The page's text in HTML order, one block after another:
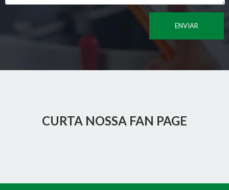
CURTA NOSSA FAN PAGE